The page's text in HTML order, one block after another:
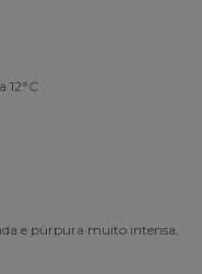
12°C
e púrpura muito intensa,